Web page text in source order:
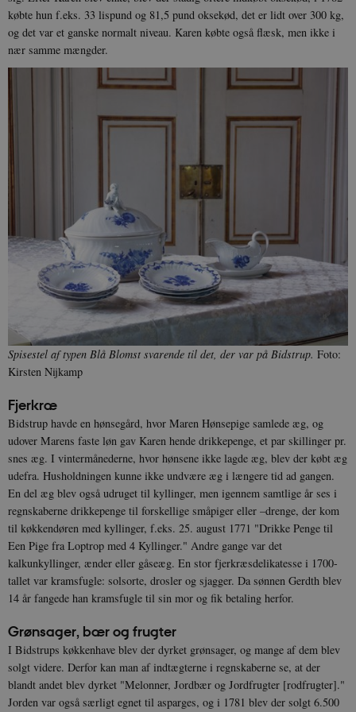
købte hun f.eks. 33 lispund og 81,5 pund oksekød, det er lidt over 300 kg,
og det var et ganske normalt niveau. Karen købte også flæsk, men ikke i
nær samme mængder.
Spisestel af typen Blå Blomst svarende til det, der var på Bidstrup. Foto:
Kirsten Nijkamp
Fjerkræ
Bidstrup havde en hønsegård, hvor Maren Hønsepige samlede æg, og
udover Marens faste løn gav Karen hende drikkepenge, et par skillinger pr.
snes æg. I vintermånederne, hvor hønsene ikke lagde æg, blev der købt æg
udefra. Husholdningen kunne ikke undvære æg i længere tid ad gangen.
En del æg blev også udruget til kyllinger, men igennem samtlige år ses i
regnskaberne drikkepenge til forskellige småpiger eller –drenge, der kom
til køkkendøren med kyllinger, f.eks. 25. august 1771 "Drikke Penge til
Een Pige fra Loptrop med 4 Kyllinger." Andre gange var det
kalkunkyllinger, ænder eller gåseæg. En stor fjerkræsdelikatesse i 1700-
tallet var kramsfugle: solsorte, drosler og sjagger. Da sønnen Gerdth blev
14 år fangede han kramsfugle til sin mor og fik betaling herfor.
Grønsager, bær og frugter
I Bidstrups køkkenhave blev der dyrket grønsager, og mange af dem blev
solgt videre. Derfor kan man af indtægterne i regnskaberne se, at der
blandt andet blev dyrket "Melonner, Jordbær og Jordfrugter [rodfrugter]."
Jorden var også særligt egnet til asparges, og i 1781 blev der solgt 6.500